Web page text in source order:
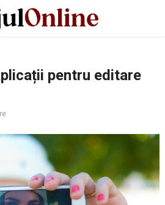
pentru editare